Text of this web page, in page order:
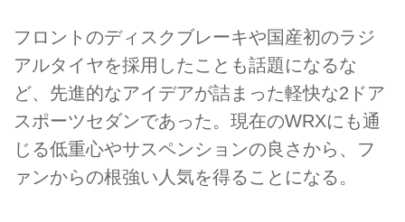
フロントのディスクブレーキや国産初のラジ
アルタイヤを採用したことも話題になるな
ど、先進的なアイデアが詰まった軽快な2ドア
スポーツセダンであった。現在のWRXにも通
じる低重心やサスペンションの良さから、フ
ァンからの根強い人気を得ることになる。